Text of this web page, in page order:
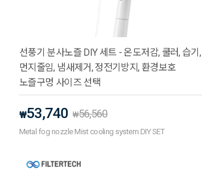
선풍기 분사노즐 DIY 세트 - 온도저감, 쿨러, 습기,
먼지줄임, 냄새제거, 정전기방지, 환경보호
노즐구멍 사이즈 선택
₩53,740 ₩56,560
Metal fog nozzle Mist cooling system DIY SET